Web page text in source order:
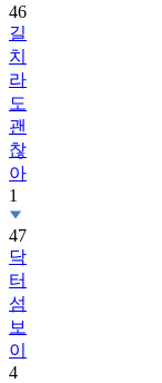
46
길
치
라
도
괜
찮
아
1
47
닥
터
섬
보
이
4